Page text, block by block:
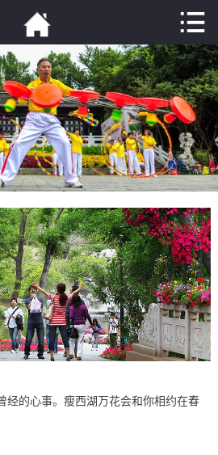
经的心事。瘦西湖万花会和你相约在春